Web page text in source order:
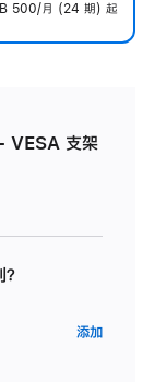
500/月 (24 期) 起
VESA 支架
添加